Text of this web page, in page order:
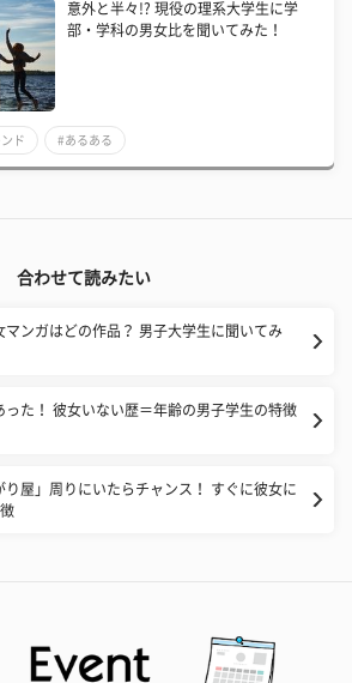
意外と半々!? 現役の理系大学生に学
部・学科の男女比を聞いてみた！
ド #あるある
合わせて読みたい
マンガはどの作品？ 男子大学生に聞いてみ
った！ 彼女いない歴＝年齢の男子学生の特徴
り屋」周りにいたらチャンス！ すぐに彼女に